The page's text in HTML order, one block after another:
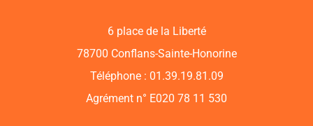
6 place de la Liberté
78700 Conflans-Sainte-Honorine
Téléphone : 01.39.19.81.09
Agrément n° E020 78 11 530